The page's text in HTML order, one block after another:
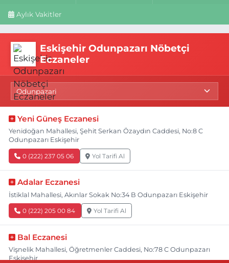
Aylık Vakitler
Eskişehir Odunpazarı Nöbetçi
Eczaneler
Yeni Güneş Eczanesi
Yenidoğan Mahallesi, Şehit Serkan Özaydın Caddesi, No:8 C
Odunpazarı Eskişehir
0 (222) 237 05 06 Yol Tarifi Al
Adalar Eczanesi
İstiklal Mahallesi, Akınlar Sokak No:34 B Odunpazarı Eskişehir
0 (222) 205 00 84 Yol Tarifi Al
Bal Eczanesi
Vişnelik Mahallesi, Öğretmenler Caddesi, No:78 C Odunpazarı
Eskişehir